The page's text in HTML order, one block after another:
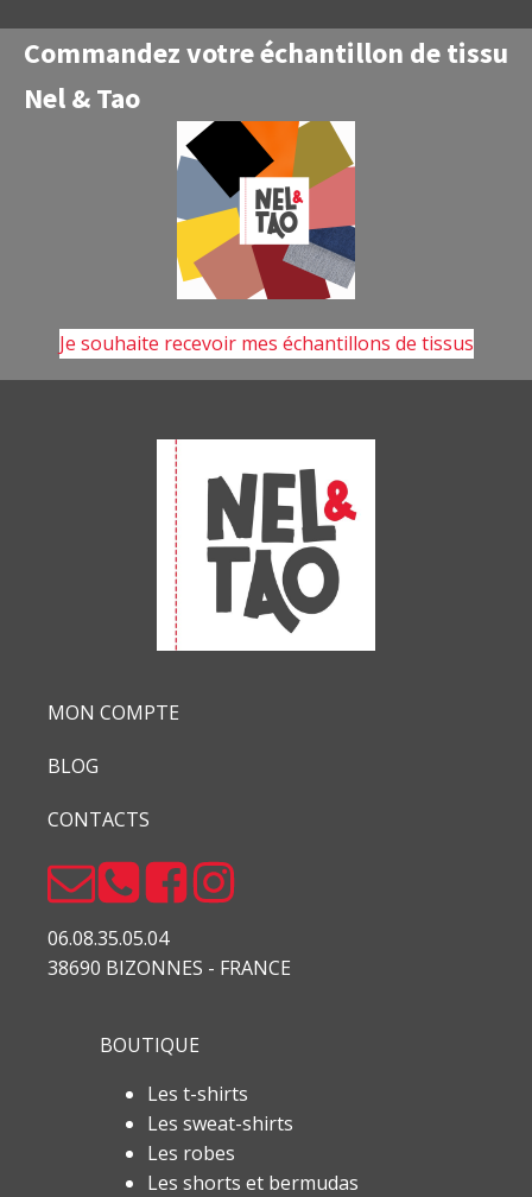
Commandez votre échantillon de tissu
Nel & Tao
Je souhaite recevoir mes échantillons de tissus
MON COMPTE
BLOG
CONTACTS
06.08.35.05.04
38690 BIZONNES - FRANCE
BOUTIQUE
Les t-shirts
Les sweat-shirts
Les robes
Les shorts et bermudas